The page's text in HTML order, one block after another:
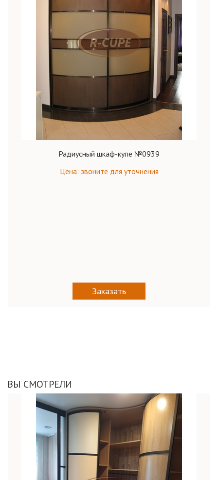
Радиусный шкаф-купе №0939
Цена: звоните для уточнения
Заказать
ВЫ СМОТРЕЛИ